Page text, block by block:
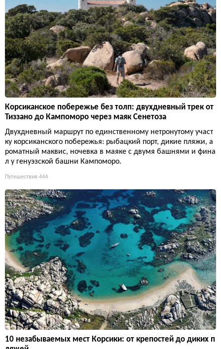
Корсиканское побережье без толп: двухдневный трек от
Тиззано до Кампоморо через маяк Сенетоза
Двухдневный маршрут по единственному нетронутому участ
ку корсиканского побережья: рыбацкий порт, дикие пляжи, а
роматный маквис, ночевка в маяке с двумя башнями и фина
л у генуэзской башни Кампоморо.
Путешествия 444
10 незабываемых мест Корсики: от крепостей до диких п